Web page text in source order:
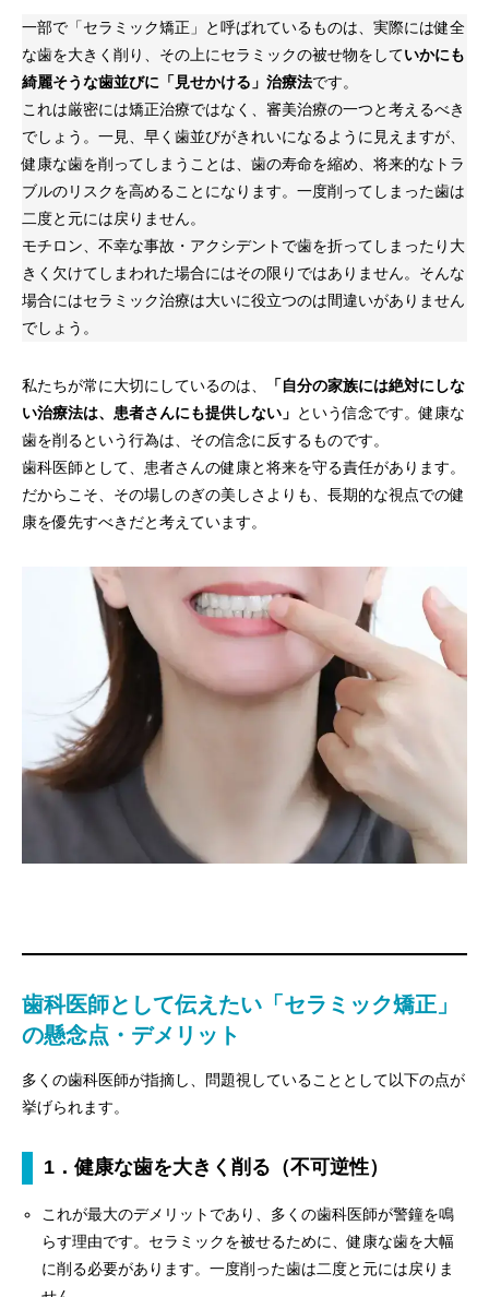
一部で「セラミック矯正」と呼ばれているものは、実際には健全
な歯を大きく削り、その上にセラミックの被せ物をしていかにも
綺麗そうな歯並びに「見せかける」治療法です。
これは厳密には矯正治療ではなく、審美治療の一つと考えるべき
でしょう。一見、早く歯並びがきれいになるように見えますが、
健康な歯を削ってしまうことは、歯の寿命を縮め、将来的なトラ
ブルのリスクを高めることになります。一度削ってしまった歯は
二度と元には戻りません。
モチロン、不幸な事故・アクシデントで歯を折ってしまったり大
きく欠けてしまわれた場合にはその限りではありません。そんな
場合にはセラミック治療は大いに役立つのは間違いがありません
でしょう。
私たちが常に大切にしているのは、
「自分の家族には絶対にしな
い治療法は、患者さんにも提供しない」 という信念です。健康な
歯を削るという行為は、その信念に反するものです。
歯科医師として、患者さんの健康と将来を守る責任があります。
だからこそ、その場しのぎの美しさよりも、長期的な視点での健
康を優先すべきだと考えています。
歯科医師として伝えたい「セラミック矯正」
の懸念点・デメリット
多くの歯科医師が指摘し、問題視していることとして以下の点が
挙げられます。
1．健康な歯を大きく削る（不可逆性）
これが最大のデメリットであり、多くの歯科医師が警鐘を鳴
らす理由です。セラミックを被せるために、健康な歯を大幅
に削る必要があります。一度削った歯は二度と元には戻りま